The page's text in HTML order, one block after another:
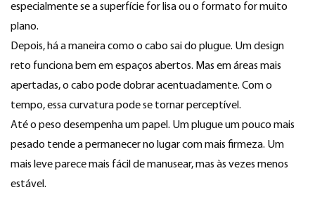
especialmente se a superfície for lisa ou o formato for muito
plano.
Depois, há a maneira como o cabo sai do plugue. Um design
reto funciona bem em espaços abertos. Mas em áreas mais
apertadas, o cabo pode dobrar acentuadamente. Com o
tempo, essa curvatura pode se tornar perceptível.
Até o peso desempenha um papel. Um plugue um pouco mais
pesado tende a permanecer no lugar com mais firmeza. Um
mais leve parece mais fácil de manusear, mas às vezes menos
estável.